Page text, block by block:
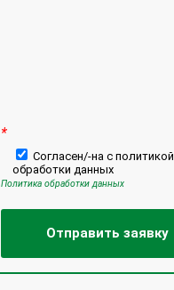
*
Согласен/-на с политикой
обработки данных
Политика обработки данных